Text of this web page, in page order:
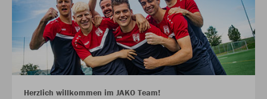
Herzlich willkommen im JAKO Team!